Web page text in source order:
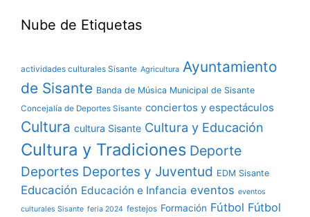
Nube de Etiquetas
actividades culturales Sisante Agricultura Ayuntamiento
de Sisante Banda de Música Municipal de Sisante
Concejalía de Deportes Sisante conciertos y espectáculos
Cultura cultura Sisante Cultura y Educación
Cultura y Tradiciones Deporte
Deportes Deportes y Juventud EDM Sisante
Educación Educación e Infancia eventos eventos
culturales Sisante feria 2024 festejos Formación Fútbol Fútbol